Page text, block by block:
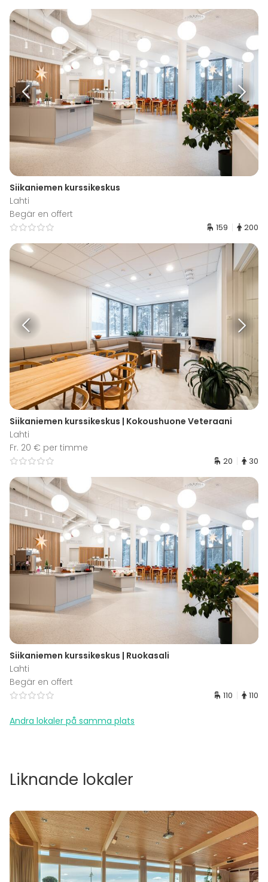
Siikaniemen kurssikeskus
Lahti
Begär en offert
159 200
Siikaniemen kurssikeskus | Kokoushuone Veteraani
Lahti
Fr. 20 € per timme
20 30
Siikaniemen kurssikeskus | Ruokasali
Lahti
Begär en offert
110 110
Andra lokaler på samma plats
Liknande lokaler